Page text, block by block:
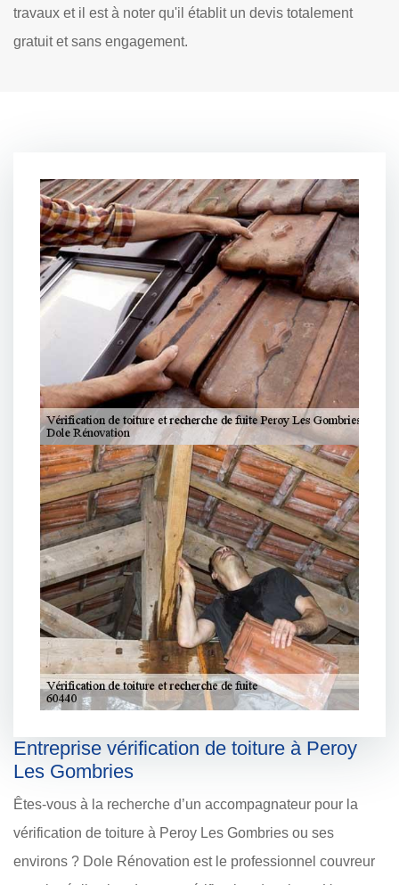
travaux et il est à noter qu'il établit un devis totalement
gratuit et sans engagement.
Entreprise vérification de toiture à Peroy
Les Gombries
Êtes-vous à la recherche d’un accompagnateur pour la
vérification de toiture à Peroy Les Gombries ou ses
environs ? Dole Rénovation est le professionnel couvreur